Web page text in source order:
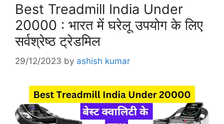
Best Treadmill India Under
20000 : भारत में घरेलू उपयोग के लिए
सर्वश्रेष्ठ ट्रेडमिल
29/12/2023 by ashish kumar